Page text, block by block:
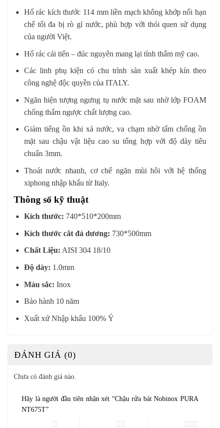
Hố rác kích thước 114 mm liền mạch không khớp nối hạn
chế tối đa bị rò gỉ nước, phù hợp với thói quen sử dụng
của người Việt.
Hố rác cải tiến – đúc nguyên mang lại tính thẩm mỹ cao.
Các linh phụ kiện có chu trình sản xuất khép kín theo
công nghệ độc quyền của ITALY.
Ngăn hiện tượng ngưng tụ nước mặt sau nhờ lớp FOAM
chống thấm ngược chất lượng cao.
Giảm tiếng ồn khi xả nước, va chạm nhờ tấm chống ồn
mặt sau chậu vật liệu cao su tổng hợp với độ dày tiêu
chuẩn 3mm.
Thoát nước nhanh, cơ chế ngăn mùi hôi với hệ thống
xiphong nhập khẩu từ Italy.
Thông số kỹ thuật
Kích thước: 740*510*200mm
Kích thước cắt đá dương: 730*500mm
Chất Liệu: AISI 304 18/10
Độ dày: 1.0mm
Màu sắc: Inox
Bảo hành 10 năm
Xuất xứ Nhập khẩu 100% Ý
ĐÁNH GIÁ (0)
Chưa có đánh giá nào.
Hãy là người đầu tiên nhận xét “Chậu rửa bát Nobinox PURA
NT675T”